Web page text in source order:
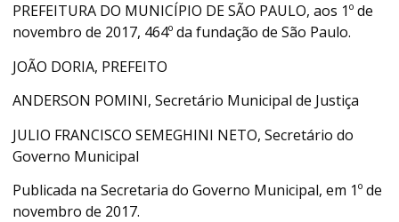
PREFEITURA DO MUNICÍPIO DE SÃO PAULO, aos 1º de
novembro de 2017, 464º da fundação de São Paulo.
JOÃO DORIA, PREFEITO
ANDERSON POMINI, Secretário Municipal de Justiça
JULIO FRANCISCO SEMEGHINI NETO, Secretário do
Governo Municipal
Publicada na Secretaria do Governo Municipal, em 1º de
novembro de 2017.